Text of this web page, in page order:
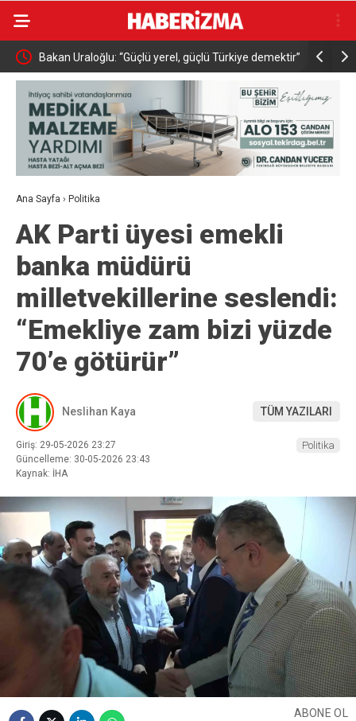
Uraloğlu: “Güçlü yerel, güçlü Türkiye demektir” Bakan Memişoğlu:
üst seviye sağlık
Ana Sayfa › Politika
AK Parti üyesi emekli
banka müdürü
milletvekillerine seslendi:
“Emekliye zam bizi yüzde
70’e götürür”
Neslihan Kaya TÜM YAZILARI
Giriş: 29-05-2026 23:27
Güncelleme: 30-05-2026 23:43
Kaynak: İHA
Politika
ABONE OL